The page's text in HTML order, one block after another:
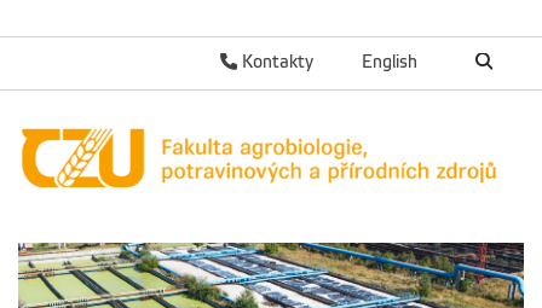
English
Kontakty